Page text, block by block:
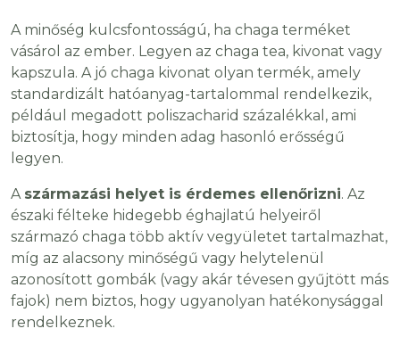
A minőség kulcsfontosságú, ha chaga terméket
vásárol az ember. Legyen az chaga tea, kivonat vagy
kapszula. A jó chaga kivonat olyan termék, amely
standardizált hatóanyag-tartalommal rendelkezik,
például megadott poliszacharid százalékkal, ami
biztosítja, hogy minden adag hasonló erősségű
legyen.
A származási helyet is érdemes ellenőrizni. Az
északi félteke hidegebb éghajlatú helyeiről
származó chaga több aktív vegyületet tartalmazhat,
míg az alacsony minőségű vagy helytelenül
azonosított gombák (vagy akár tévesen gyűjtött más
fajok) nem biztos, hogy ugyanolyan hatékonysággal
rendelkeznek.